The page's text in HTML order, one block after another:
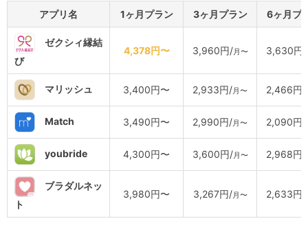
アプリ名 1ヶ月プラン 3ヶ月プラン 6ヶ月プ
ゼクシィ縁結
び
4,378円〜 3,960円/月〜 3,630円/
マリッシュ 3,400円〜 2,933円/月〜 2,466円/
Match 3,490円〜 2,990円/月〜 2,090円/
youbride 4,300円〜 3,600円/月〜 2,968円/
ブラダルネッ
ト
3,980円〜 3,267円/月〜 2,633円/